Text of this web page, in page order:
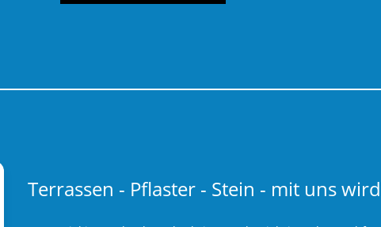
Terrassen - Pflaster - Stein - mit uns